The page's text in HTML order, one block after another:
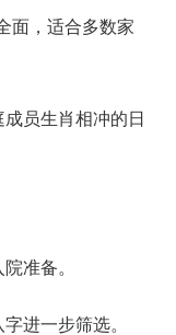
面，适合多数家
员生肖相冲的日
准备。
进一步筛选。